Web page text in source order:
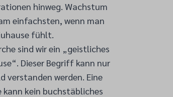
hinweg. Wachstum
einfachsten, wenn man
fühlt.
sind wir ein „geistliches
Dieser Begriff kann nur
verstanden werden. Eine
kann kein buchstäbliches